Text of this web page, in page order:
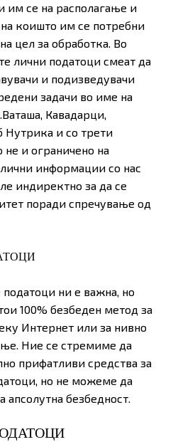
им се на располагање и
коишто им се потребни
цел за обработка. Во
лични податоци смеат да
и подизведувачи
задачи во име на
Кавадарци,
и со трети
не и ограничено на
информации со нас
индиректно за да се
поради спречување од
ни е важна, но
100% безбеден метод за
Интернет или за нивно
Ние се стремиме да
прифатливи средства за
но не можеме да
апсолутна безбедност.